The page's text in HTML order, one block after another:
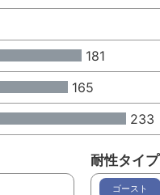
181
165
233
耐性タイプ
ゴースト